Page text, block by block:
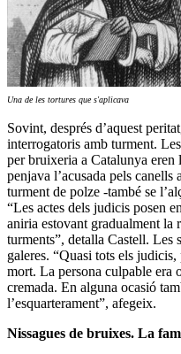
Una de les tortures que s'aplicava
Sovint, després d’aquest
interrogatoris amb turment.
per bruixeria a Catalunya eren
penjava l’acusada pels canells
turment de polze -també se
“Les actes dels judicis posen
aniria estovant gradualment la
turments”, detalla Castell. Les
galeres. “Quasi tots els
mort. La persona culpable era
cremada. En alguna ocasió
l’esquarterament”, afegeix.
Nissagues de bruixes. La